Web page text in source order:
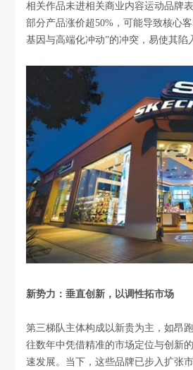
相关作品未进相关商业内容运动品牌
部分产品涨价超50%，可能导致核心
基因与高端化冲动”的冲突，易使其陷
新势力：垂直创新，以调性拓市场
第三梯队主体构成以新贵为主，如昂
往数年中凭借精准的市场定位与创新
速发展。当下，这些品牌已步入扩张